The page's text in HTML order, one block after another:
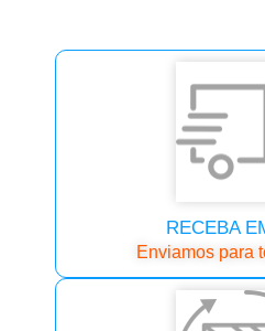
RECEBA
Enviamos para